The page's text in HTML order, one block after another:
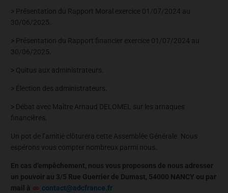
> Présentation du Rapport Moral exercice 01/07/2024 au
30/06/2025.
> Présentation du Rapport financier exercice 01/07/2024 au
30/06/2025.
> Quitus aux administrateurs.
> Élection des administrateurs.
> Débat avec Maître Arnaud DELOMEL sur les arnaques
financières.
Un pot de l’amitié clôturera cette Assemblée Générale. Nous
espérons vous compter nombreux parmi nous.
En cas d’empêchement, nous vous proposons de nous adresser
un pouvoir au 3/5 Rue Guerrier de Dumast, 54000 NANCY ou par
mail à
contact@adcfrance.fr